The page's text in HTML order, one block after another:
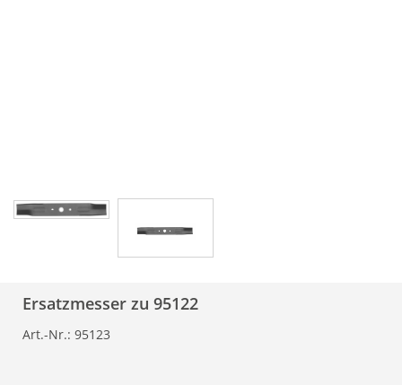
Ersatzmesser zu 95122
Art.-Nr.: 95123